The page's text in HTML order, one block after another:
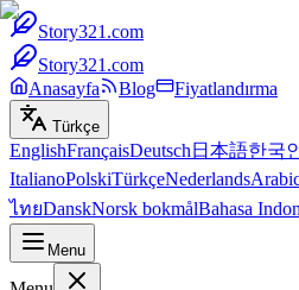
Story321.com
Story321.com
Anasayfa
Blog Fiyatlandırma
Türkçe
EnglishFrançaisDeutsch 日本語한국
ItalianoPolskiTürkçeNederlands
ไทยDanskNorsk bokmålBahasa
Menu